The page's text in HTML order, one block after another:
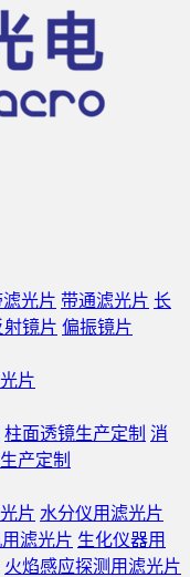
滤光片 带通滤光片 长
镜片 偏振镜片
片
柱面透镜生产定制 消
产定制
片 水分仪用滤光片
滤光片 生化仪器用
火焰感应探测用滤光片